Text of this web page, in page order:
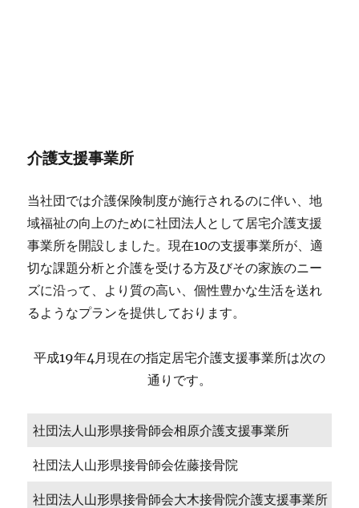
介護支援事業所
当社団では介護保険制度が施行されるのに伴い、地
域福祉の向上のために社団法人として居宅介護支援
事業所を開設しました。現在10の支援事業所が、適
切な課題分析と介護を受ける方及びその家族のニー
ズに沿って、より質の高い、個性豊かな生活を送れ
るようなプランを提供しております。
平成19年4月現在の指定居宅介護支援事業所は次の
通りです。
社団法人山形県接骨師会相原介護支援事業所
社団法人山形県接骨師会佐藤接骨院
社団法人山形県接骨師会大木接骨院介護支援事業所